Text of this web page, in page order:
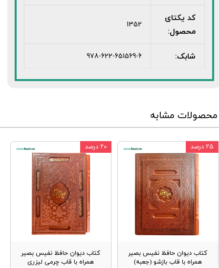
کد یکتای
محصول:
1352
شابک: 978-622-651569-6
محصولات مشابه
کتاب دیوان حافظ نفیس بصیر
همراه با قاب بازشو (جعبه)
۲۵ درصد
کتاب دیوان حافظ نفیس بصیر
همراه با قاب چرمی لیزری
۲۰ درصد